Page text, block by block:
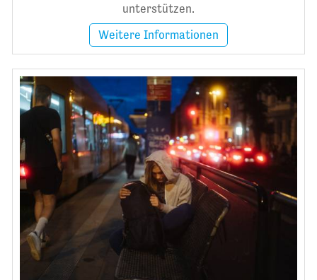
unterstützen.
Weitere Informationen